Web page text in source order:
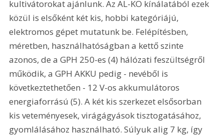
kultivátorokat ajánlunk. Az AL-KO kínálatából ezek
közül is elsőként két kis, hobbi kategóriájú,
elektromos gépet mutatunk be. Felépítésben,
méretben, használhatóságban a kettő szinte
azonos, de a GPH 250-es (4) hálózati feszültségről
működik, a GPH AKKU pedig - nevéből is
következtethetően - 12 V-os akkumulátoros
energiaforrású (5). A két kis szerkezet elsősorban
kis veteményesek, virágágyások tisztogatásához,
gyomlálásához használható. Súlyuk alig 7 kg, így